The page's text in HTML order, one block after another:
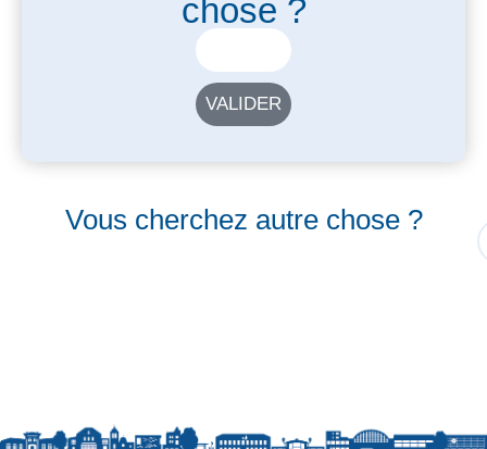
chose ?
VALIDER
Vous cherchez autre chose ?